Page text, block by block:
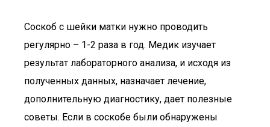
Соскоб с шейки матки нужно проводить
регулярно – 1-2 раза в год. Медик изучает
результат лабораторного анализа, и исходя из
полученных данных, назначает лечение,
дополнительную диагностику, дает полезные
советы. Если в соскобе были обнаружены